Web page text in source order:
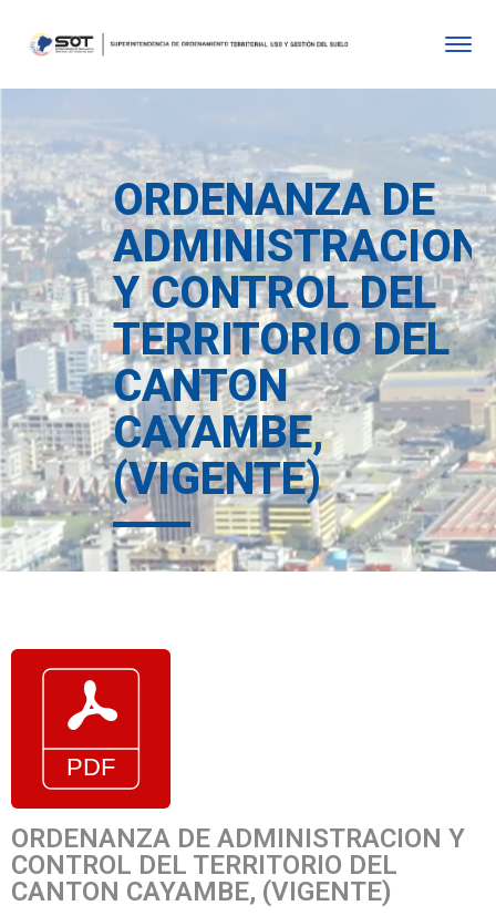
ORDENANZA DE
ADMINISTRACION
Y CONTROL DEL
TERRITORIO DEL
CANTON
CAYAMBE,
(VIGENTE)
ORDENANZA DE ADMINISTRACION Y
CONTROL DEL TERRITORIO DEL
CANTON CAYAMBE, (VIGENTE)